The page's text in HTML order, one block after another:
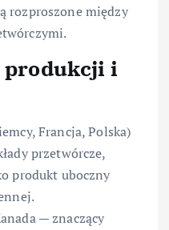
rozproszone między
produkcji i
Francja, Polska)
przetwórcze,
produkt uboczny
— znaczący